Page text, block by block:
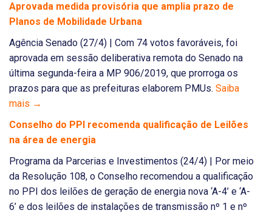
Aprovada medida provisória que amplia prazo de
Planos de Mobilidade Urbana
Agência Senado (27/4) | Com 74 votos favoráveis, foi
aprovada em sessão deliberativa remota do Senado na
última segunda-feira a MP 906/2019, que prorroga os
prazos para que as prefeituras elaborem PMUs. Saiba
mais →
Conselho do PPI recomenda qualificação de Leilões
na área de energia
Programa da Parcerias e Investimentos (24/4) | Por meio
da Resolução 108, o Conselho recomendou a qualificação
no PPI dos leilões de geração de energia nova ‘A-4’ e ‘A-
6’ e dos leilões de instalações de transmissão nº 1 e nº